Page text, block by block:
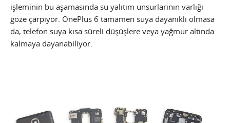
işleminin bu aşamasında su yalıtım unsurlarının varlığı
göze çarpıyor. OnePlus 6 tamamen suya dayanıklı olmasa
da, telefon suya kısa süreli düşüşlere veya yağmur altında
kalmaya dayanabiliyor.